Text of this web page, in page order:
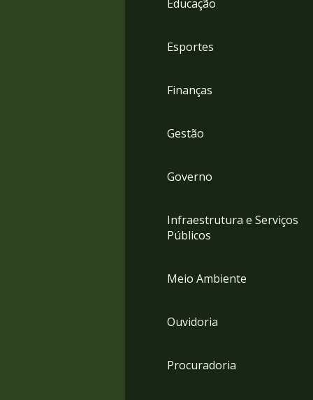
Educação
Esportes
Finanças
Gestão
Governo
Infraestrutura e Serviços
Públicos
Meio Ambiente
Ouvidoria
Procuradoria